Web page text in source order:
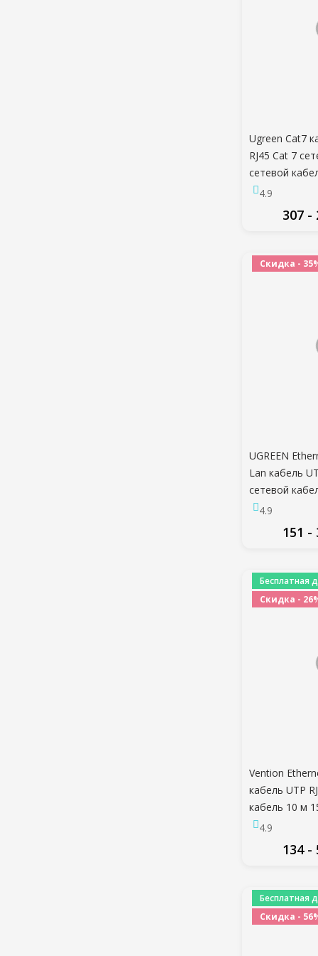
Ugreen Cat7
RJ45 Cat 7
сетевой
1 м/5 м/ 10
4.9
307 -
Скидка -
UGREEN
Lan кабель
сетевой
патч-корд
4.9
151 -
Бесплатная
Скидка -
Vention
кабель UTP
кабель 10 м
интернет-
Ethernet
4.9
134 -
Бесплатная
Скидка -